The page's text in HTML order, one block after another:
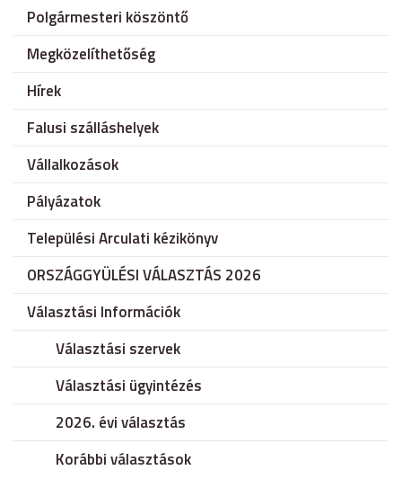
Polgármesteri köszöntő
Megközelíthetőség
Hírek
Falusi szálláshelyek
Vállalkozások
Pályázatok
Települési Arculati kézikönyv
ORSZÁGGYÜLÉSI VÁLASZTÁS 2026
Választási Információk
Választási szervek
Választási ügyintézés
2026. évi választás
Korábbi választások